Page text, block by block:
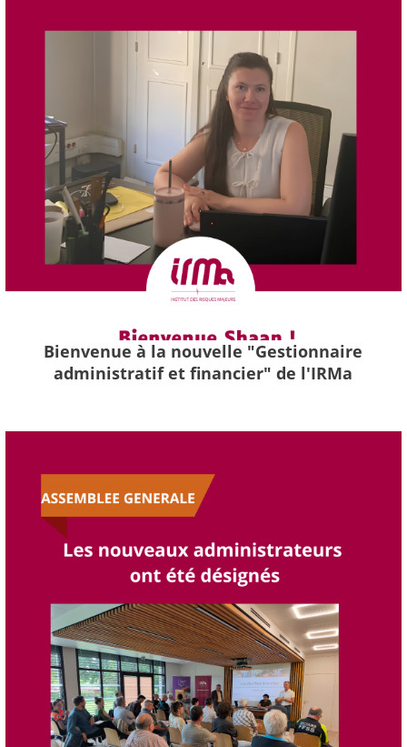
Bienvenue à la nouvelle "Gestionnaire
administratif et financier" de l'IRMa